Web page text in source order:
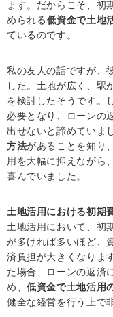
ます。だからこそ、初
められる低資金で土地
ているのです。
私の友人の話ですが、
した。土地が広く、駅
を検討したそうです。
必要となり、ローンの
出せないと諦めていま
方法があることを知り
用を大幅に抑えながら
喜んでいました。
土地活用における初期
土地活用において、初
が多ければ多いほど、
済負担が大きくなりま
た場合、ローンの返済
め、低資金で土地活用
健全な経営を行う上で